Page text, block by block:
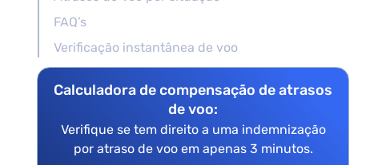
FAQ’s
Verificação instantânea de voo
Calculadora de compensação de atrasos
de voo:
Verifique se tem direito a uma indemnização
por atraso de voo em apenas 3 minutos.